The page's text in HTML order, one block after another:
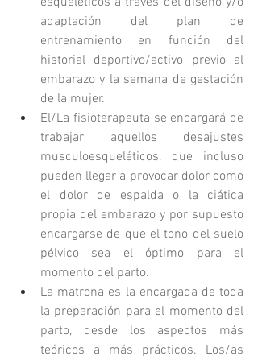
adaptación del plan de
entrenamiento en función del
historial deportivo/activo previo al
embarazo y la semana de gestación
de la mujer.
El/La fisioterapeuta se encargará de
trabajar aquellos desajustes
musculoesqueléticos, que incluso
pueden llegar a provocar dolor como
el dolor de espalda o la ciática
propia del embarazo y por supuesto
encargarse de que el tono del suelo
pélvico sea el óptimo para el
momento del parto.
La matrona es la encargada de toda
la preparación para el momento del
parto, desde los aspectos más
teóricos a más prácticos. Los/as